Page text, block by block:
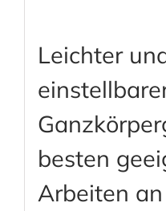
Leichter
besten
Arbeiten